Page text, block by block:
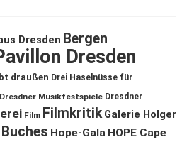
Dresden Bergen
Dresden
draußen Drei Haselnüsse für
Dresdner Musikfestspiele Dresdner
Film Filmkritik Galerie Holger
Hope-Gala HOPE Cape